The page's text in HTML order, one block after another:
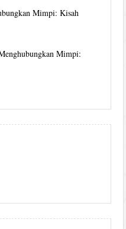
Mimpi: Kisah
Mimpi: